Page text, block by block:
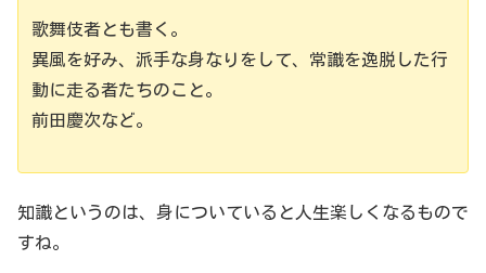
歌舞伎者とも書く。
異風を好み、派手な身なりをして、常識を逸脱した行
動に走る者たちのこと。
前田慶次など。
知識というのは、身についていると人生楽しくなるもので
すね。